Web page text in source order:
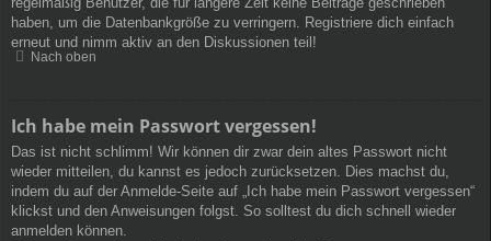
haben, um die Datenbankgröße zu verringern. Registriere dich einfach
erneut und nimm aktiv an den Diskussionen teil!
Nach oben
Ich habe mein Passwort vergessen!
Das ist nicht schlimm! Wir können dir zwar dein altes Passwort nicht
wieder mitteilen, du kannst es jedoch zurücksetzen. Dies machst du,
indem du auf der Anmelde-Seite auf „Ich habe mein Passwort vergessen“
klickst und den Anweisungen folgst. So solltest du dich schnell wieder
anmelden können.